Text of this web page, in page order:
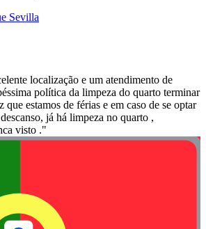
Sevilla
localização e um atendimento de
política da limpeza do quarto terminar
estamos de férias e em caso de se optar
já há limpeza no quarto ,
visto ."